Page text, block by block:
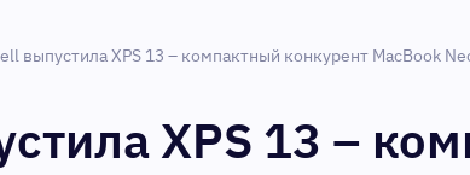
выпустила XPS 13 – компактный конкурент MacBook
XPS 13 –